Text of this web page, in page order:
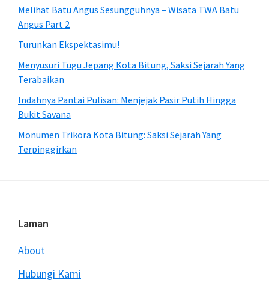
Melihat Batu Angus Sesungguhnya – Wisata TWA Batu
Angus Part 2
Turunkan Ekspektasimu!
Menyusuri Tugu Jepang Kota Bitung, Saksi Sejarah Yang
Terabaikan
Indahnya Pantai Pulisan: Menjejak Pasir Putih Hingga
Bukit Savana
Monumen Trikora Kota Bitung: Saksi Sejarah Yang
Terpinggirkan
Footer
Laman
About
Hubungi Kami